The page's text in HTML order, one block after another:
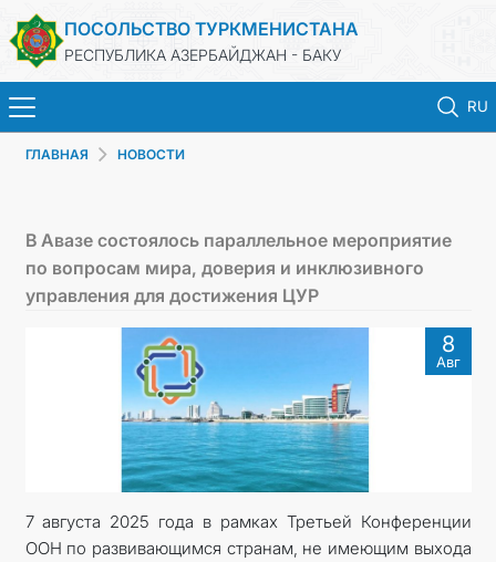
ПОСОЛЬСТВО ТУРКМЕНИСТАНА
РЕСПУБЛИКА АЗЕРБАЙДЖАН - БАКУ
RU
ТУРКМЕНИСТАН
КОНСУЛЬСКИЕ УСЛУГИ
МИД
КОНТАКТНЫЕ ДАННЫЕ
ГЛАВНАЯ НОВОСТИ
В Авазе состоялось параллельное мероприятие
по вопросам мира, доверия и инклюзивного
управления для достижения ЦУР
8
Авг
7 августа 2025 года в рамках Третьей Конференции
ООН по развивающимся странам, не имеющим выхода